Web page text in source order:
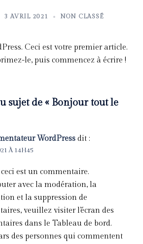
3 AVRIL 2021 NON CLASSÉ
Ceci est votre premier article.
le, puis commencez à écrire !
sujet de « Bonjour tout le
WordPress dit :
À 14H45
est un commentaire.
avec la modération, la
et la suppression de
veuillez visiter l’écran des
dans le Tableau de bord.
des personnes qui commentent